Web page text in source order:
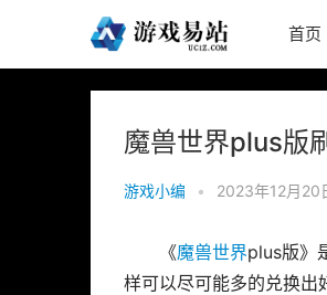
首页
魔兽世界plus版
游戏小编 • 2023年12月20
《魔兽世界plus版》
样可以尽可能多的兑换出